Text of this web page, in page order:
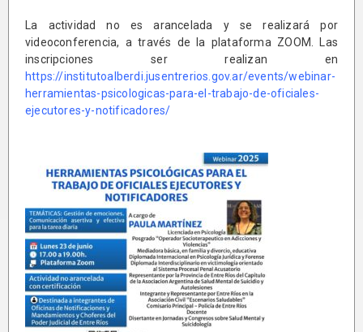
La actividad no es arancelada y se realizará por
videoconferencia, a través de la plataforma ZOOM. Las
inscripciones ser realizan en
https://institutoalberdi.jusentrerios.gov.ar/events/webinar-
herramientas-psicologicas-para-el-trabajo-de-oficiales-
ejecutores-y-notificadores/